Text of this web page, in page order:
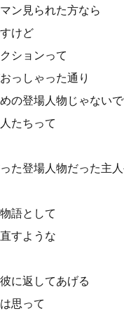
ン見られた方なら
けど
ションって
っしゃった通り
の登場人物じゃない
たちって
た登場人物だった主
語として
すような
に返してあげる
思って